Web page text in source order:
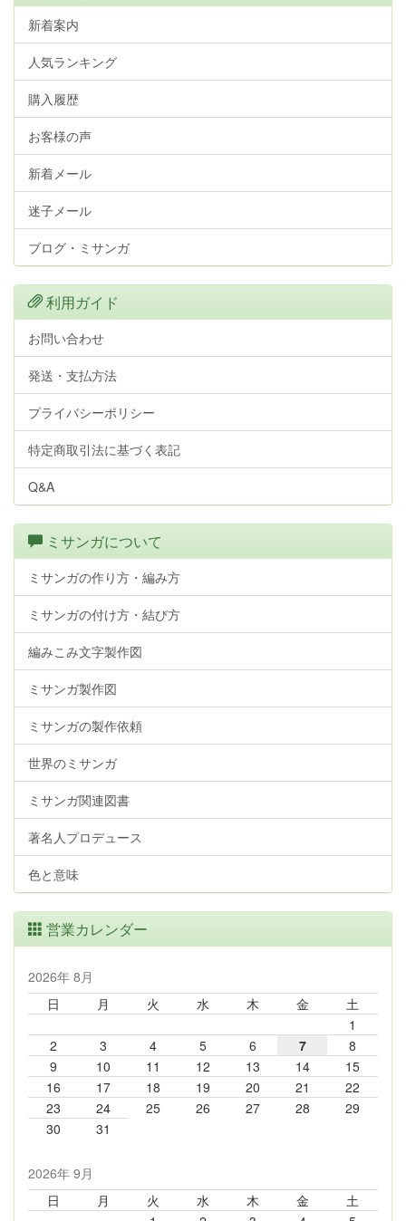
新着案内
人気ランキング
購入履歴
お客様の声
新着メール
迷子メール
ブログ・ミサンガ
利用ガイド
お問い合わせ
発送・支払方法
プライバシーポリシー
特定商取引法に基づく表記
Q&A
ミサンガについて
ミサンガの作り方・編み方
ミサンガの付け方・結び方
編みこみ文字製作図
ミサンガ製作図
ミサンガの製作依頼
世界のミサンガ
ミサンガ関連図書
著名人プロデュース
色と意味
営業カレンダー
2026年 8月
日
月 火 水 木 金
土
1
2
3 4 5 6 7
8
9
10 11 12 13 14
15
16
17 18 19 20 21
22
23
24 25 26 27 28
29
30
31
2026年 9月
日
月 火 水 木 金
土